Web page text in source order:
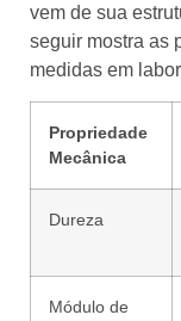
vem de sua
seguir mostra as
medidas em
Propriedade
Mecânica
Dureza
Módulo de